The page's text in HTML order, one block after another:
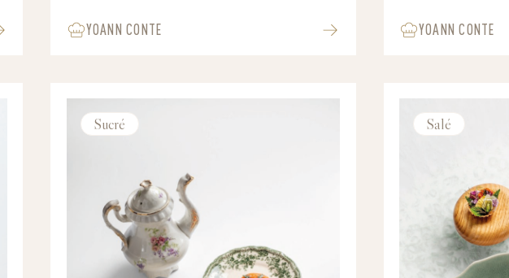
YOANN CONTE YOANN CONTE
Sucré Salé